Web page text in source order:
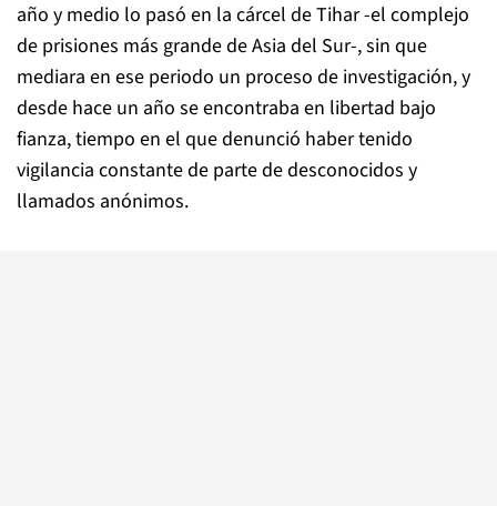
año y medio lo pasó en la cárcel de Tihar -el complejo
de prisiones más grande de Asia del Sur-, sin que
mediara en ese periodo un proceso de investigación, y
desde hace un año se encontraba en libertad bajo
fianza, tiempo en el que denunció haber tenido
vigilancia constante de parte de desconocidos y
llamados anónimos.